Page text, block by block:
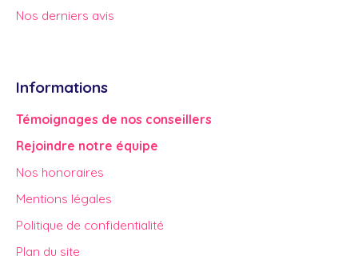
Nos derniers avis
Informations
Témoignages de nos conseillers
Rejoindre notre équipe
Nos honoraires
Mentions légales
Politique de confidentialité
Plan du site